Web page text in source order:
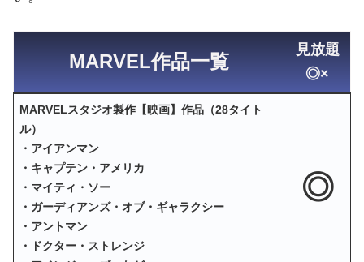
MARVEL作品一覧
見放題
◎×
MARVELスタジオ製作【映画】作品（28タイト
ル）
・アイアンマン
・キャプテン・アメリカ
・マイティ・ソー
・ガーディアンズ・オブ・ギャラクシー
・アントマン
・ドクター・ストレンジ
◎